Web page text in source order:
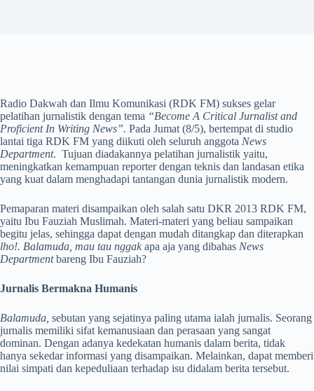
Radio Dakwah dan Ilmu Komunikasi (RDK FM) sukses gelar
pelatihan jurnalistik dengan tema “Become A Critical Jurnalist and
Proficient In Writing News”. Pada Jumat (8/5), bertempat di studio
lantai tiga RDK FM yang diikuti oleh seluruh anggota News
Department. Tujuan diadakannya pelatihan jurnalistik yaitu,
meningkatkan kemampuan reporter dengan teknis dan landasan etika
yang kuat dalam menghadapi tantangan dunia jurnalistik modern.
Pemaparan materi disampaikan oleh salah satu DKR 2013 RDK FM,
yaitu Ibu Fauziah Muslimah. Materi-materi yang beliau sampaikan
begitu jelas, sehingga dapat dengan mudah ditangkap dan diterapkan
lho!. Balamuda, mau tau nggak apa aja yang dibahas News
Departmentbareng Ibu Fauziah?
Jurnalis Bermakna Humanis
Balamuda, sebutan yang sejatinya paling utama ialah jurnalis. Seorang
jurnalis memiliki sifat kemanusiaan dan perasaan yang sangat
dominan. Dengan adanya kedekatan humanis dalam berita, tidak
hanya sekedar informasi yang disampaikan. Melainkan, dapat memberi
nilai simpati dan kepeduliaan terhadap isu didalam berita tersebut.